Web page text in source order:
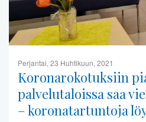
Perjantai, 23 Huhtikuun, 2021
Koronarokotuksiin
palvelutaloissa saa
– koronatartuntoja